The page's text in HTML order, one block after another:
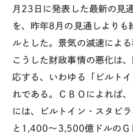
月23日に発表した最新の見
を、昨年8月の見通しより
ルとした。景気の減速によ
こうした財政事情の悪化は
応する、いわゆる「ビルト
れである。ＣＢＯによれば
には、ビルトイン・スタビ
と1,400～3,500億ドルのＧ